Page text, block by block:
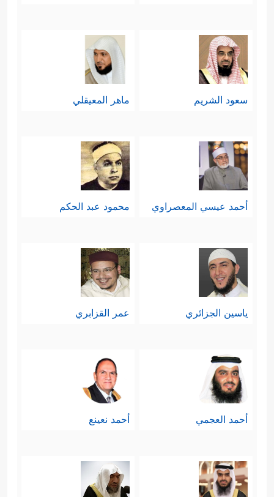
سعود الشريم ماهر المعيقلي
أحمد عيسي المعصراوي محمود عبد الحكم
ياسين الجزائري عمر القزابري
أحمد العجمي أحمد نعينع